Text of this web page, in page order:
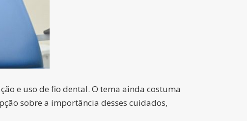
e uso de fio dental. O tema ainda costuma
sobre a importância desses cuidados,